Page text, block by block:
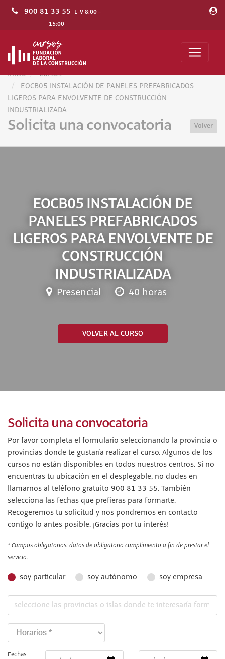
900 81 33 55 L-V 8:00 -
15:00
Inicio
Cursos
EOCB05 INSTALACIÓN DE PANELES PREFABRICADOS
LIGEROS PARA ENVOLVENTE DE CONSTRUCCIÓN
INDUSTRIALIZADA
Solicita una convocatoria Volver
EOCB05 INSTALACIÓN DE
PANELES PREFABRICADOS
LIGEROS PARA ENVOLVENTE DE
CONSTRUCCIÓN
INDUSTRIALIZADA
Presencial 40 horas
VOLVER AL CURSO
Solicita una convocatoria
Por favor completa el formulario seleccionando la provincia o
provincias donde te gustaría realizar el curso. Algunos de los
cursos no están disponibles en todos nuestros centros. Si no
encuentras tu ubicación en el desplegable, no dudes en
llamarnos al teléfono gratuito 900 81 33 55. También
selecciona las fechas que prefieras para formarte.
Recogeremos tu solicitud y nos pondremos en contacto
contigo lo antes posible. ¡Gracias por tu interés!
* Campos obligatorios: datos de obligatorio cumplimiento a fin de prestar el
servicio.
soy particular soy autónomo soy empresa
Fechas